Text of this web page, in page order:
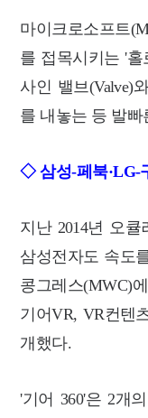
마이크로소프트
를 접목시키는 '홀
사인 밸브(Valve)
를 내놓는 등 발
◇ 삼성-페북·LG-
지난 2014년 오
삼성전자도 속도
콩그레스(MWC)
기어VR, VR컨텐
개했다.
'기어 360'은 2개